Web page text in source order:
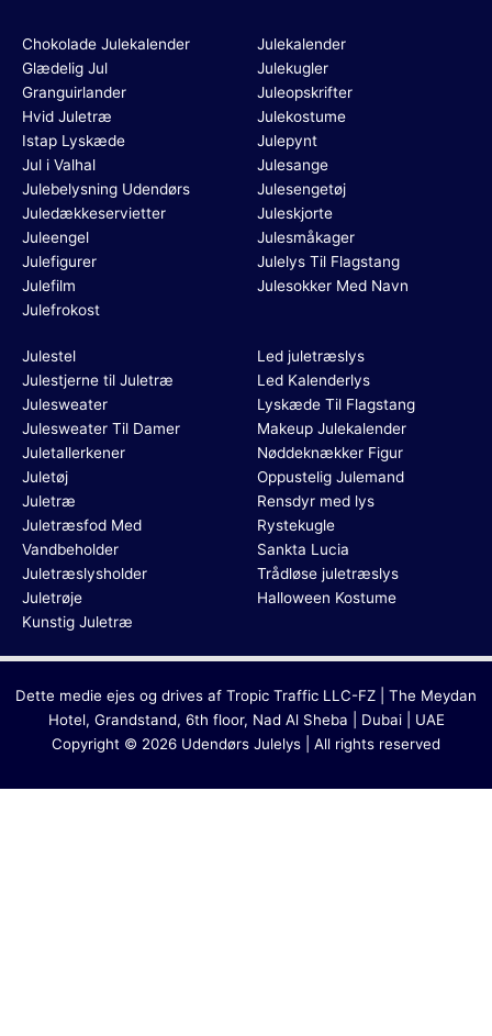
Chokolade Julekalender
Glædelig Jul
Granguirlander
Hvid Juletræ
Istap Lyskæde
Jul i Valhal
Julebelysning Udendørs
Juledækkeservietter
Juleengel
Julefigurer
Julefilm
Julefrokost
Julekalender
Julekugler
Juleopskrifter
Julekostume
Julepynt
Julesange
Julesengetøj
Juleskjorte
Julesmåkager
Julelys Til Flagstang
Julesokker Med Navn
Julestel
Julestjerne til Juletræ
Julesweater
Julesweater Til Damer
Juletallerkener
Juletøj
Juletræ
Juletræsfod Med
Vandbeholder
Juletræslysholder
Juletrøje
Kunstig Juletræ
Led juletræslys
Led Kalenderlys
Lyskæde Til Flagstang
Makeup Julekalender
Nøddeknækker Figur
Oppustelig Julemand
Rensdyr med lys
Rystekugle
Sankta Lucia
Trådløse juletræslys
Halloween Kostume
Dette medie ejes og drives af Tropic Traffic LLC-FZ | The Meydan
Hotel, Grandstand, 6th floor, Nad Al Sheba | Dubai | UAE
Copyright © 2026 Udendørs Julelys | All rights reserved